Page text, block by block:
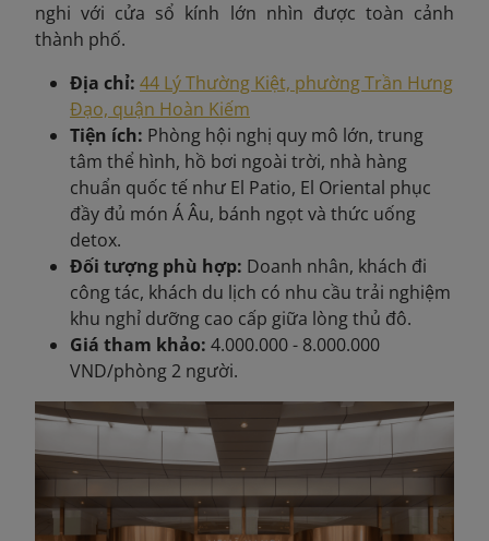
nghi với cửa sổ kính lớn nhìn được toàn cảnh
thành phố.
Địa chỉ: 44 Lý Thường Kiệt, phường Trần Hưng
Đạo, quận Hoàn Kiếm
Tiện ích: Phòng hội nghị quy mô lớn, trung
tâm thể hình, hồ bơi ngoài trời, nhà hàng
chuẩn quốc tế như El Patio, El Oriental phục
đầy đủ món Á Âu, bánh ngọt và thức uống
detox.
Đối tượng phù hợp: Doanh nhân, khách đi
công tác, khách du lịch có nhu cầu trải nghiệm
khu nghỉ dưỡng cao cấp giữa lòng thủ đô.
Giá tham khảo: 4.000.000 - 8.000.000
VND/phòng 2 người.